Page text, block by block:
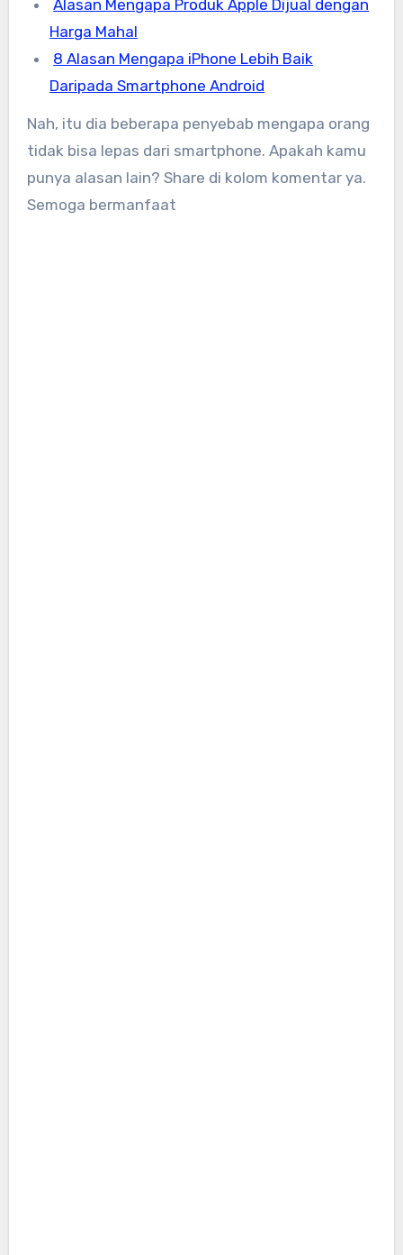
Alasan Mengapa Produk Apple Dijual dengan
Harga Mahal
8 Alasan Mengapa iPhone Lebih Baik
Daripada Smartphone Android
Nah, itu dia beberapa penyebab mengapa orang
tidak bisa lepas dari smartphone. Apakah kamu
punya alasan lain? Share di kolom komentar ya.
Semoga bermanfaat